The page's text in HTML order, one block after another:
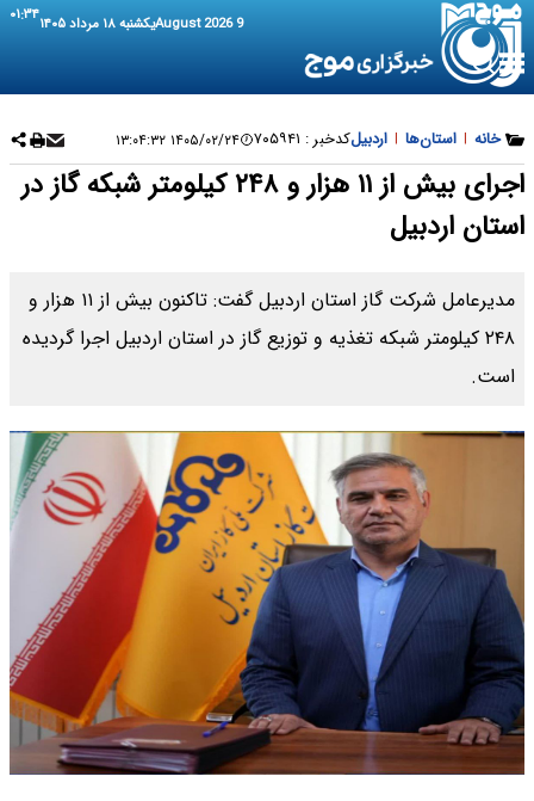
9 August 2026 یکشنبه ۱۸ مرداد ۱۴۰۵ ۰۱:۳۴
خانه | استان‌ها | اردبیلکدخبر : ۷۰۵۹۴۱ ۱۴۰۵/۰۲/۲۴ ۱۳:۰۴:۳۲
اجرای بیش از ۱۱ هزار و ۲۴۸ کیلومتر شبکه گاز در
استان اردبیل
مدیرعامل شرکت گاز استان اردبیل گفت: تاکنون بیش از ۱۱ هزار و
۲۴۸ کیلومتر شبکه تغذیه و توزیع گاز در استان اردبیل اجرا گردیده
است.